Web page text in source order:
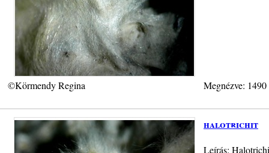
©Körmendy Regina Megnézve:
halotrichit
Leírás: